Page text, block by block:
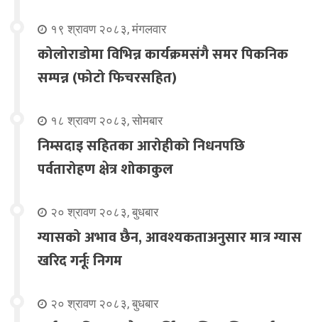
१९ श्रावण २०८३, मंगलवार
कोलोराडोमा विभिन्न कार्यक्रमसंगै समर पिकनिक
सम्पन्न (फोटो फिचरसहित)
१८ श्रावण २०८३, सोमबार
निम्सदाइ सहितका आरोहीको निधनपछि
पर्वतारोहण क्षेत्र शोकाकुल
२० श्रावण २०८३, बुधबार
ग्यासको अभाव छैन, आवश्यकताअनुसार मात्र ग्यास
खरिद गर्नूः निगम
२० श्रावण २०८३, बुधबार